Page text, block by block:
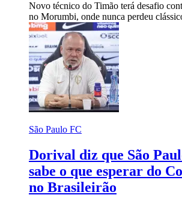
Novo técnico do Timão terá desafio
no Morumbi, onde nunca perdeu
São Paulo FC
Dorival diz que São
sabe o que esperar do
no Brasileirão